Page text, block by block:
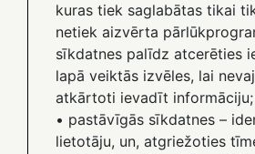
kuras tiek saglabātas tikai
netiek aizvērta
sīkdatnes palīdz atcerēties
lapā veiktās izvēles, lai
atkārtoti ievadīt informāciju;
• pastāvīgās sīkdatnes –
lietotāju, un, atgriežoties